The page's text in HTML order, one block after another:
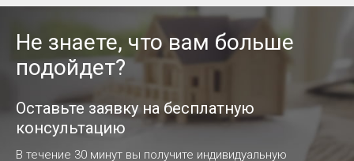
Не знаете, что вам больше
подойдет?
Оставьте заявку на бесплатную
консультацию
В течение 30 минут вы получите индивидуальную